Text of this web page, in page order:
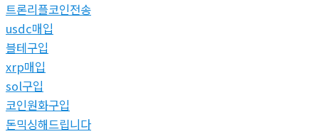
트론리플코인전송
usdc매입
블테구입
xrp매입
sol구입
코인원화구입
돈믹싱해드립니다